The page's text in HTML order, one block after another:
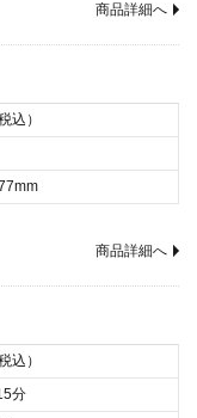
商品詳細へ
込）
商品詳細へ
込）
分